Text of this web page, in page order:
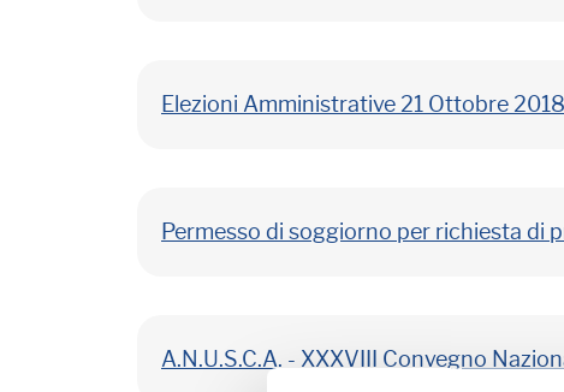
Elezioni Amministrative 21 Ottobre
Permesso di soggiorno per richiesta di
A.N.U.S.C.A. - XXXVIII Convegno